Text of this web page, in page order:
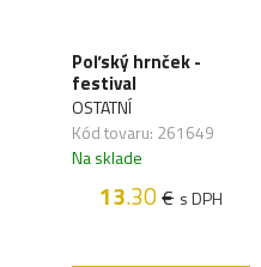
Poľský hrnček -
festival
OSTATNÍ
Kód tovaru: 261649
Na sklade
13.30€ s DPH